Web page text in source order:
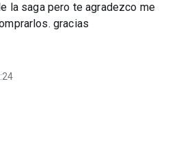
la saga pero te agradezco me
gracias